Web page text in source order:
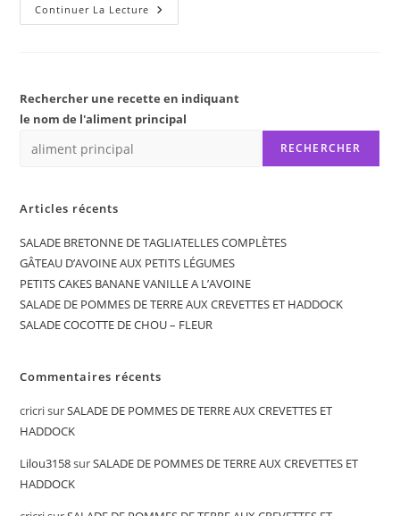
Continuer La Lecture GALETTE
DE
Rechercher une recette en indiquant
le nom de l'aliment principal
RECHERCHER
Articles récents
SALADE BRETONNE DE TAGLIATELLES COMPLÈTES
GÂTEAU D’AVOINE AUX PETITS LÉGUMES
PETITS CAKES BANANE VANILLE A L’AVOINE
SALADE DE POMMES DE TERRE AUX CREVETTES ET HADDOCK
SALADE COCOTTE DE CHOU – FLEUR
Commentaires récents
cricrisurSALADE DE POMMES DE TERRE AUX CREVETTES ET
HADDOCK
Lilou3158surSALADE DE POMMES DE TERRE AUX CREVETTES ET
HADDOCK